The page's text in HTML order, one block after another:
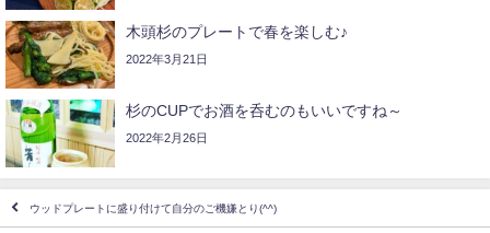
木頭杉のプレートで春を楽しむ♪
2022年3月21日
杉のCUPでお酒を呑むのもいいですね～
2022年2月26日
ウッドプレートに盛り付けて自分のご機嫌とり️(^^)